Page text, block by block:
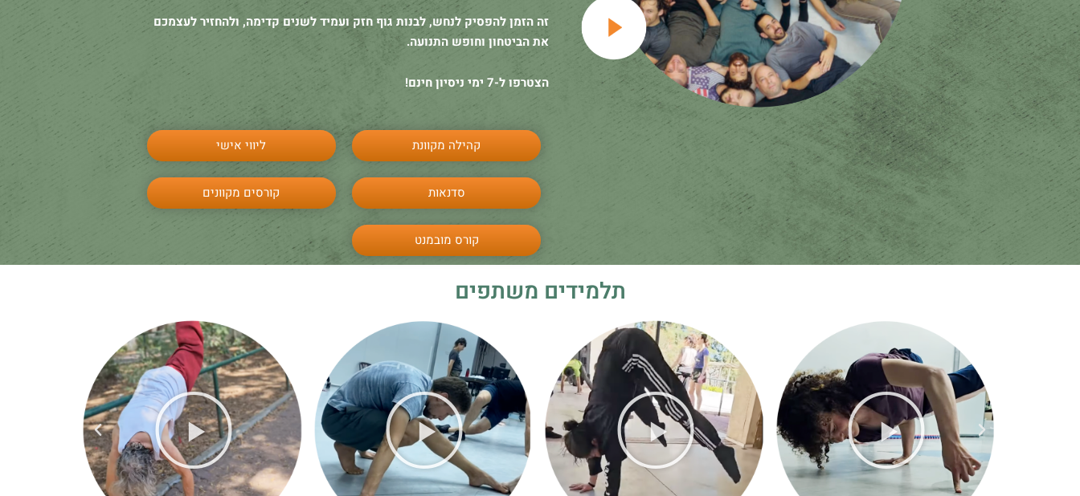
זה הזמן להפסיק לנחש, לבנות גוף חזק ועמיד לשנים קדימה, ולהחזיר לעצמכם
את הביטחון וחופש התנועה.
הצטרפו ל-7 ימי ניסיון חינם!
קהילה מקוונת
סדנאות
קורס מובמנט
ליווי אישי
קורסים מקוונים
תלמידים משתפים